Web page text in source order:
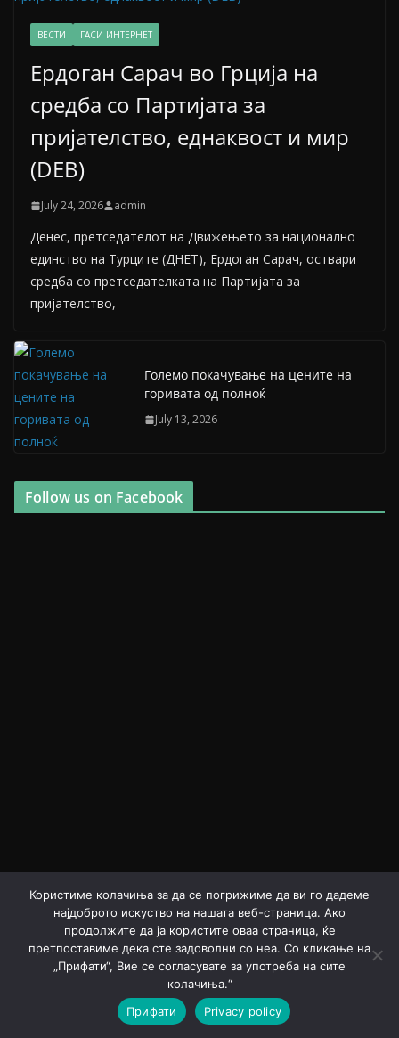
ВЕСТИ ГАСИ ИНТЕРНЕТ
Ердоган Сарач во Грција на
средба со Партијата за
пријателство, еднаквост и мир
(DEB)
July 24, 2026 admin
Денес, претседателот на Движењето за национално
единство на Турците (ДНЕТ), Ердоган Сарач, оствари
средба со претседателката на Партијата за
пријателство,
Големо покачување на цените на
горивата од полноќ
July 13, 2026
Follow us on Facebook
Користиме колачиња за да се погрижиме да ви го дадеме
најдоброто искуство на нашата веб-страница. Ако
продолжите да ја користите оваа страница, ќе
претпоставиме дека сте задоволни со неа. Со кликање на
„Прифати“, Вие се согласувате за употреба на сите
колачиња.“
Прифати
Privacy policy